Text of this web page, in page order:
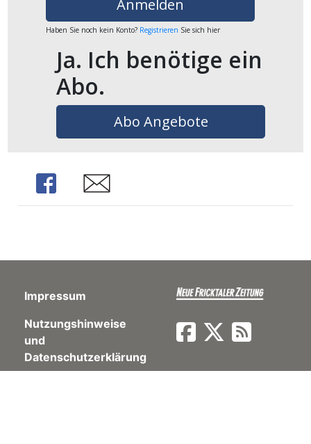
Anmelden
Haben Sie noch kein Konto? Registrieren Sie sich hier
Ja. Ich benötige ein
Abo.
Abo Angebote
Share Share
Impressum
Nutzungshinweise
und
Datenschutzerklärung